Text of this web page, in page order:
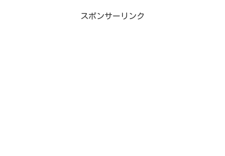
スポンサーリンク